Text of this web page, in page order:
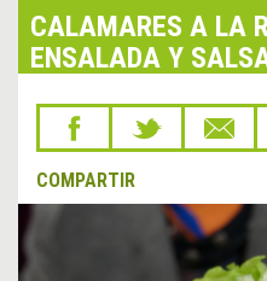
CALAMARES A LA
ENSALADA Y
COMPARTIR
&lsaquo;